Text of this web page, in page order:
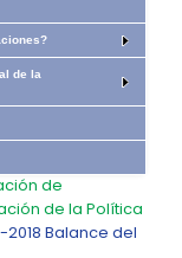
de la
de
de la Política
Balance del